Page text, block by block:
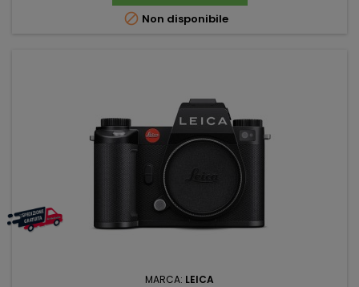
 Non disponibile
MARCA: LEICA